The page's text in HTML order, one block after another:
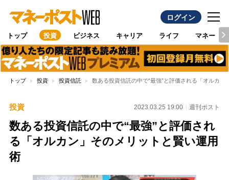
ログイン
トップ 投資 ビジネス キャリア ライフ マネー
トップ 投資 投資信託 数ある投資信託の中で“最強”と評価される「オルカン
投資 2023.03.25 19:00 週刊ポスト
数ある投資信託の中で“最強”と評価され
る「オルカン」そのメリットと賢い運用
術